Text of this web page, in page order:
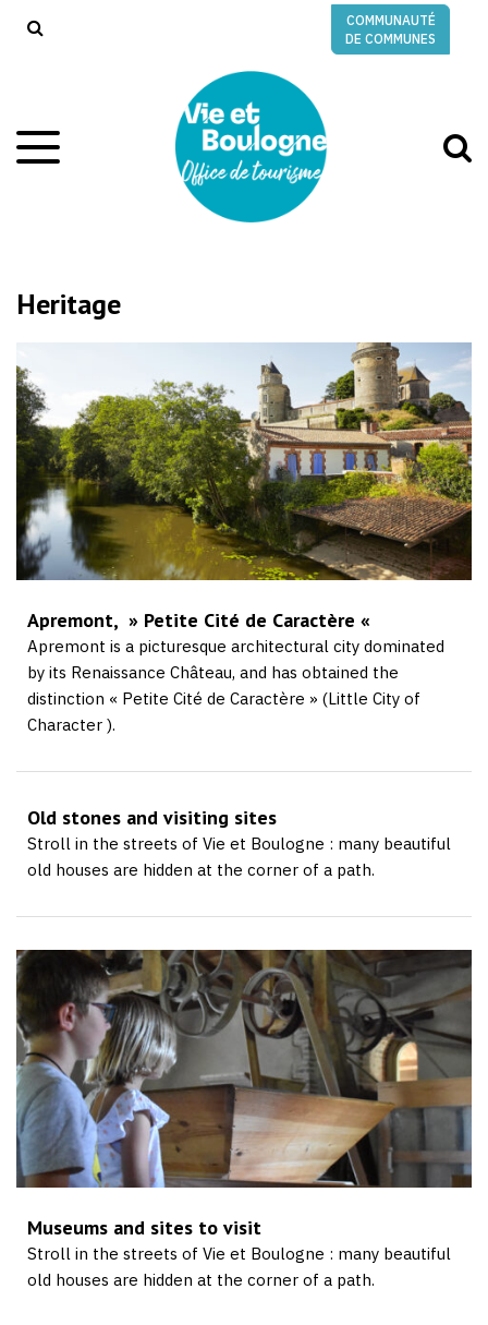
COMMUNAUTÉ
DE COMMUNES
Aller
à
Heritage
Apremont, » Petite Cité de Caractère «
Apremont is a picturesque architectural city dominated
by its Renaissance Château, and has obtained the
distinction « Petite Cité de Caractère » (Little City of
Character ).
Old stones and visiting sites
Stroll in the streets of Vie et Boulogne : many beautiful
old houses are hidden at the corner of a path.
Museums and sites to visit
Stroll in the streets of Vie et Boulogne : many beautiful
old houses are hidden at the corner of a path.